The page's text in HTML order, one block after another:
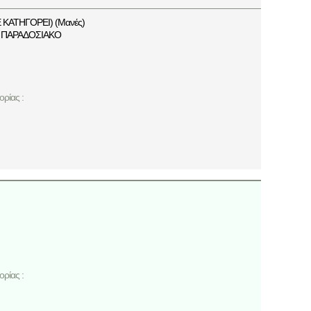
(Μανές)
ΠΑΡΑΔΟΣΙΑΚΟ
:
: